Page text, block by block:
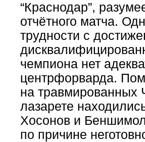
“Краснодар”,
отчётного матча.
трудности с
чемпиона нет
центрфорварда.
на травмированных
лазарете
Хосонов и
по причине